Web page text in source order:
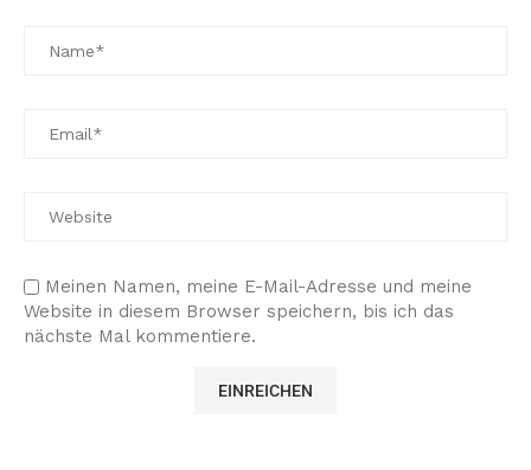
Meinen Namen, meine E-Mail-Adresse und meine
Website in diesem Browser speichern, bis ich das
nächste Mal kommentiere.